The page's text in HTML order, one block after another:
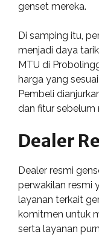
genset mereka.
Di samping itu,
menjadi daya
MTU di
harga yang
Pembeli
dan fitur sebelum
Dealer
Dealer resmi
perwakilan resmi
layanan terkait
komitmen untuk
serta layanan